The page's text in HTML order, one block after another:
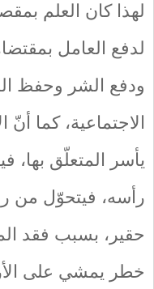
لهذا كان العلم
لدفع العامل
ودفع الشر وحفظ
الاجتماعية، كما أنّ
يأسر المتعلّق بها،
رأسه، فيتحوّل من
حقير، بسبب فقد
خطر يمشي على